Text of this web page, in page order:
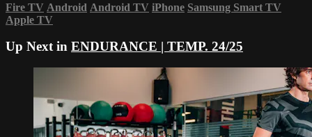
Fire TV Android Android TV iPhone Samsung Smart TV
Apple TV
Up Next in ENDURANCE | TEMP. 24/25